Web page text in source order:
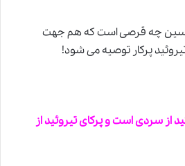
چه قرصی است که هم جهت
پرکار توصیه می شود!
از سردی است و پرکای تیروئید از